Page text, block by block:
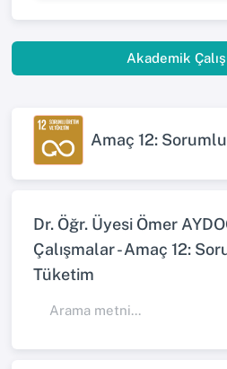
Akademik
Amaç 12:
Dr. Öğr. Üyesi Ömer
Çalışmalar - Amaç 12:
Tüketim